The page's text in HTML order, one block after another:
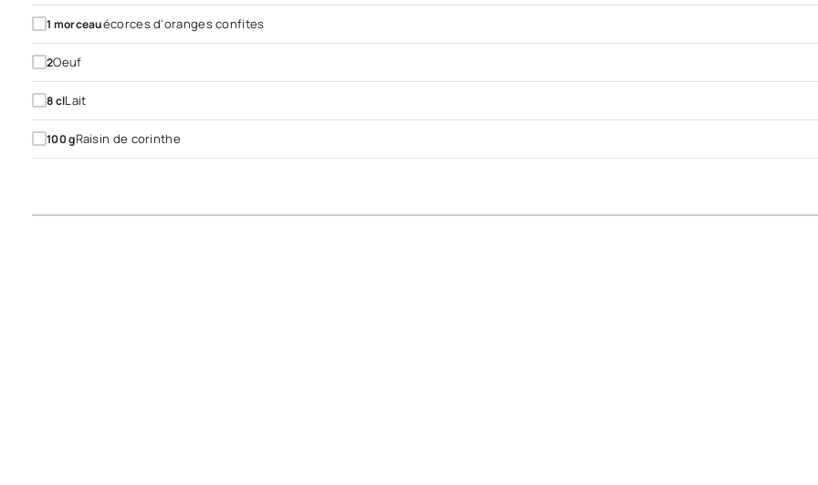
1 morceauécorces d'oranges confites
2Oeuf
8clLait
100gRaisin de corinthe